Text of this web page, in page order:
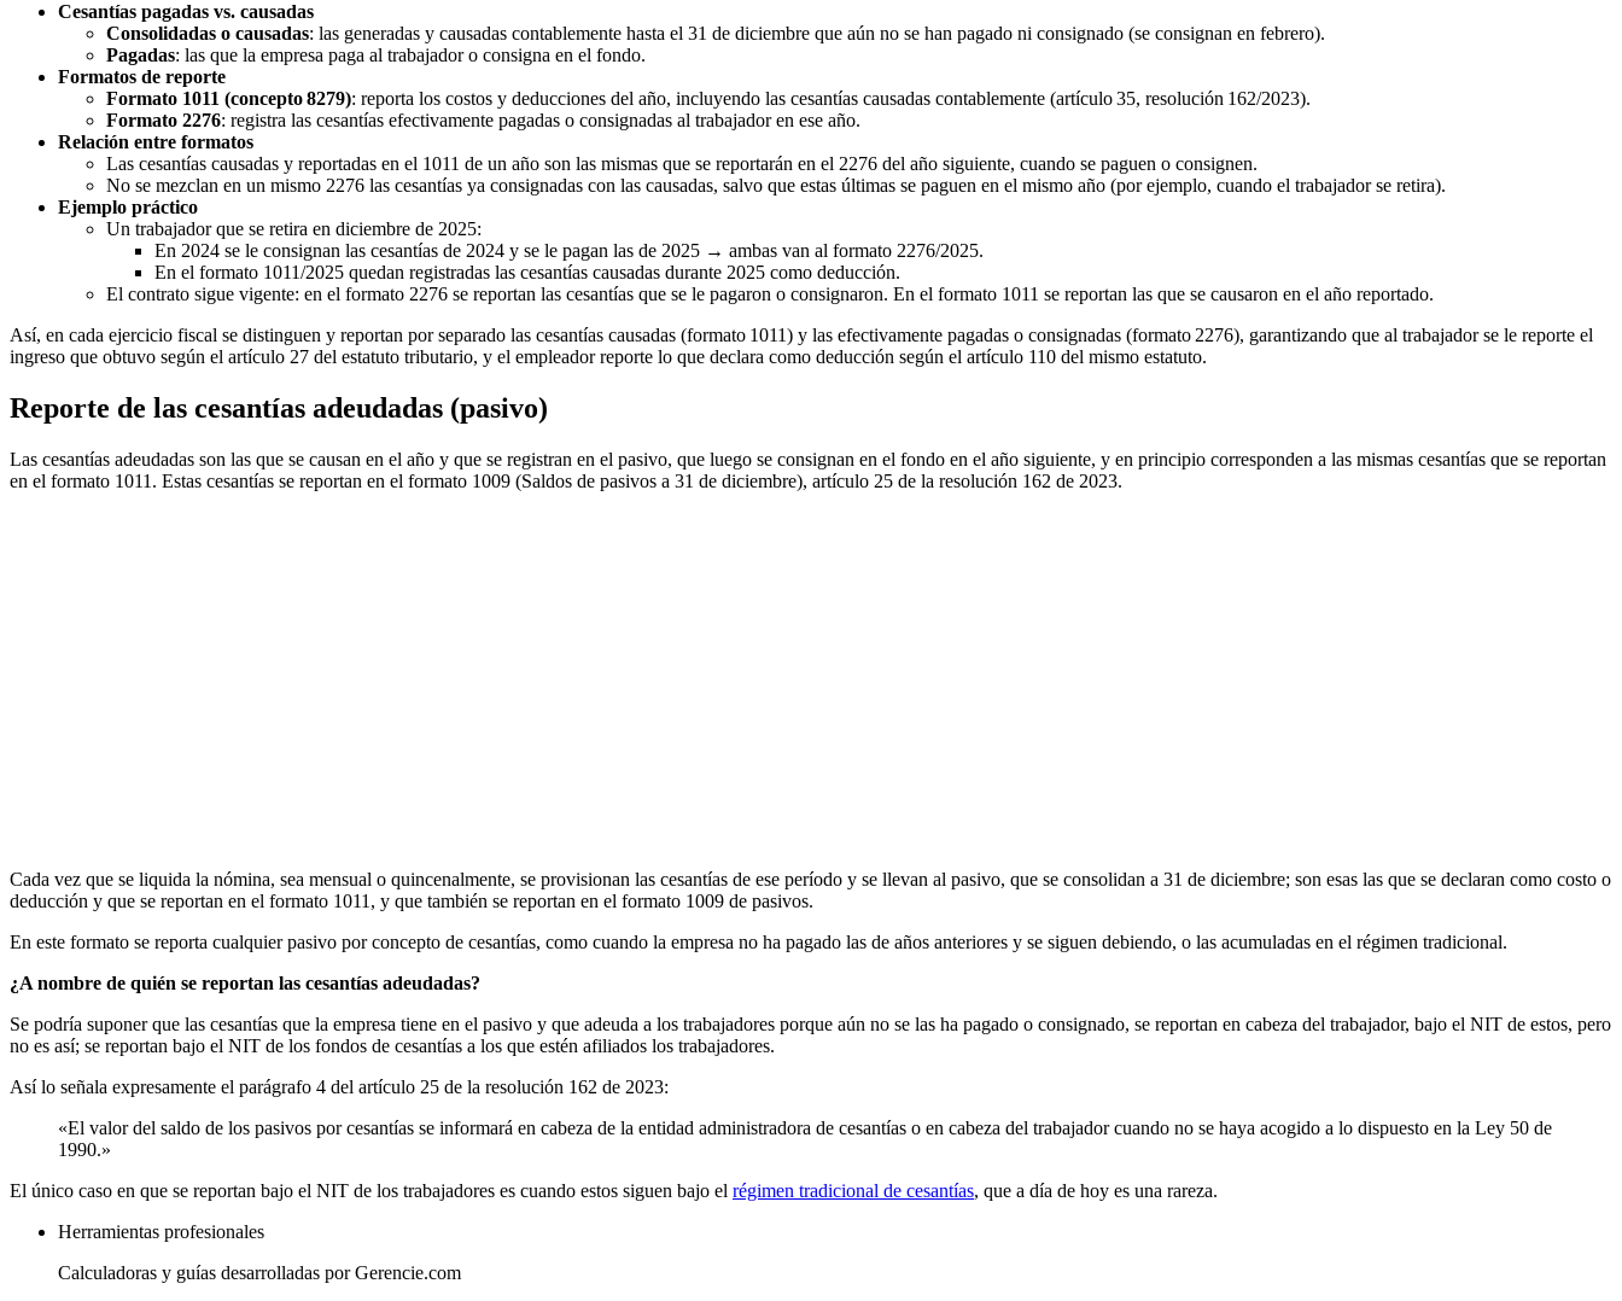
Cesantías pagadas vs. causadas
Consolidadas o causadas: las generadas y causadas contablemente hasta el 31 de diciembre que aún no se han pagado ni consignado (se consignan en febrero).
Pagadas: las que la empresa paga al trabajador o consigna en el fondo.
Formatos de reporte
Formato 1011 (concepto 8279): reporta los costos y deducciones del año, incluyendo las cesantías causadas contablemente (artículo 35, resolución 162/2023).
Formato 2276: registra las cesantías efectivamente pagadas o consignadas al trabajador en ese año.
Relación entre formatos
Las cesantías causadas y reportadas en el 1011 de un año son las mismas que se reportarán en el 2276 del año siguiente, cuando se paguen o consignen.
No se mezclan en un mismo 2276 las cesantías ya consignadas con las causadas, salvo que estas últimas se paguen en el mismo año (por ejemplo, cuando el trabajador se retira).
Ejemplo práctico
Un trabajador que se retira en diciembre de 2025:
En 2024 se le consignan las cesantías de 2024 y se le pagan las de 2025 → ambas van al formato 2276/2025.
En el formato 1011/2025 quedan registradas las cesantías causadas durante 2025 como deducción.
El contrato sigue vigente: en el formato 2276 se reportan las cesantías que se le pagaron o consignaron. En el formato 1011 se reportan las que se causaron en el año reportado.
Así, en cada ejercicio fiscal se distinguen y reportan por separado las cesantías causadas (formato 1011) y las efectivamente pagadas o consignadas (formato 2276), garantizando que al trabajador se le reporte el
ingreso que obtuvo según el artículo 27 del estatuto tributario, y el empleador reporte lo que declara como deducción según el artículo 110 del mismo estatuto.
Reporte de las cesantías adeudadas (pasivo)
Las cesantías adeudadas son las que se causan en el año y que se registran en el pasivo, que luego se consignan en el fondo en el año siguiente, y en principio corresponden a las mismas cesantías que se reportan
en el formato 1011. Estas cesantías se reportan en el formato 1009 (Saldos de pasivos a 31 de diciembre), artículo 25 de la resolución 162 de 2023.
Cada vez que se liquida la nómina, sea mensual o quincenalmente, se provisionan las cesantías de ese período y se llevan al pasivo, que se consolidan a 31 de diciembre; son esas las que se declaran como costo o
deducción y que se reportan en el formato 1011, y que también se reportan en el formato 1009 de pasivos.
En este formato se reporta cualquier pasivo por concepto de cesantías, como cuando la empresa no ha pagado las de años anteriores y se siguen debiendo, o las acumuladas en el régimen tradicional.
¿A nombre de quién se reportan las cesantías adeudadas?
Se podría suponer que las cesantías que la empresa tiene en el pasivo y que adeuda a los trabajadores porque aún no se las ha pagado o consignado, se reportan en cabeza del trabajador, bajo el NIT de estos, pero
no es así; se reportan bajo el NIT de los fondos de cesantías a los que estén afiliados los trabajadores.
Así lo señala expresamente el parágrafo 4 del artículo 25 de la resolución 162 de 2023:
«El valor del saldo de los pasivos por cesantías se informará en cabeza de la entidad administradora de cesantías o en cabeza del trabajador cuando no se haya acogido a lo dispuesto en la Ley 50 de
1990.»
El único caso en que se reportan bajo el NIT de los trabajadores es cuando estos siguen bajo el régimen tradicional de cesantías, que a día de hoy es una rareza.
Herramientas profesionales
Calculadoras y guías desarrolladas por Gerencie.com